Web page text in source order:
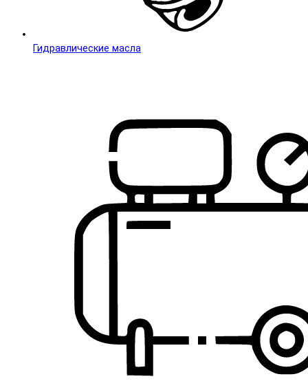
Гидравлические масла